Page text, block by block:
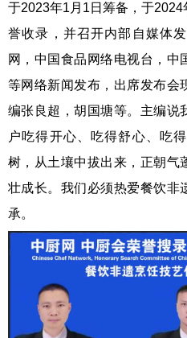
于2023年1月1日筹备，于
誉收录，并召开内部自媒体
网，中国食品网络电视台，中
等网络新闻发布，出席发布会
编张良超，胡国塘等。主编说
户吃得开心、吃得舒心、吃
树，从土壤中拔出来，正朝气
壮成长。我们必须热爱餐饮非
承。